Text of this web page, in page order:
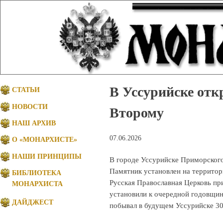
В Уссурийске
Второму
07.06.2026
В городе Уссурийске
Памятник установлен на
Русская Православная Церковь
установили к очередной
побывал в будущем Уссурийске
СТАТЬИ
НОВОСТИ
НАШ АРХИВ
О «МОНАРХИСТЕ»
НАШИ ПРИНЦИПЫ
БИБЛИОТЕКА
МОНАРХИСТА
ДАЙДЖЕСТ